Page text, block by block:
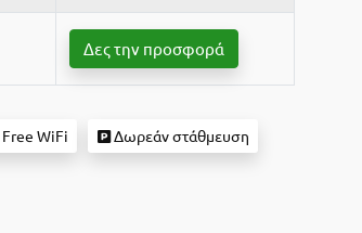
Δες την προσφορά
Free WiFi Δωρεάν στάθμευση